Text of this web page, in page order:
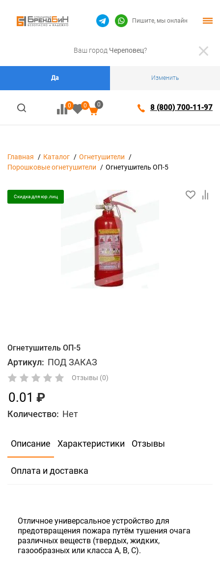
Ваш город Череповец?
Да Изменить
0 0 0 8 (800) 700-11-97
Пишите, мы онлайн
Главная Каталог
Огнетушители
Порошковые огнетушители
Огнетушитель ОП-5
Скидка для юр.лиц
Огнетушитель ОП-5
Артикул: ПОД ЗАКАЗ
Отзывы (0)
0.01
Количество: Нет
0.01
Количество: Нет
Описание Характеристики Отзывы
Оплата и доставка
Отличное универсальное устройство для
предотвращения пожара путём тушения очага
различных веществ (твердых, жидких,
газообразных или класса А, В, С).